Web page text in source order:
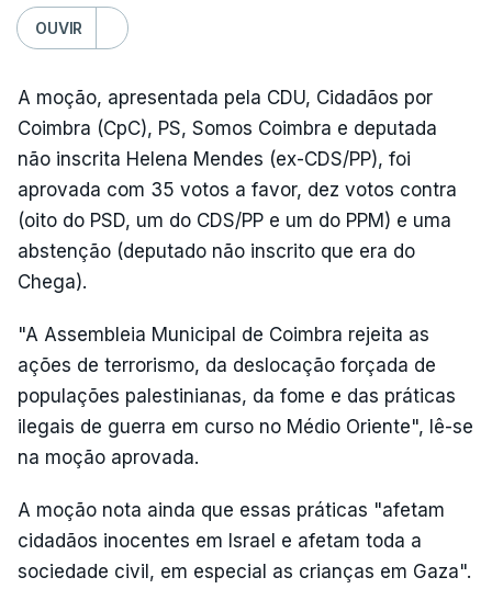
OUVIR
A moção, apresentada pela CDU, Cidadãos por
Coimbra (CpC), PS, Somos Coimbra e deputada
não inscrita Helena Mendes (ex-CDS/PP), foi
aprovada com 35 votos a favor, dez votos contra
(oito do PSD, um do CDS/PP e um do PPM) e uma
abstenção (deputado não inscrito que era do
Chega).
"A Assembleia Municipal de Coimbra rejeita as
ações de terrorismo, da deslocação forçada de
populações palestinianas, da fome e das práticas
ilegais de guerra em curso no Médio Oriente", lê-se
na moção aprovada.
A moção nota ainda que essas práticas "afetam
cidadãos inocentes em Israel e afetam toda a
sociedade civil, em especial as crianças em Gaza".